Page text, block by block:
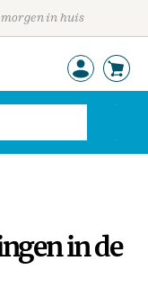
in huis
in de